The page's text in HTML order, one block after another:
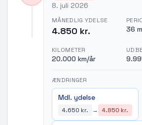
8. juli 2026
MÅNEDLIG YDELSE
4.850 kr. 36
KILOMETER
20.000 km/år
ÆNDRINGER
Mdl. ydelse
4.650 kr. → 4.850 kr.